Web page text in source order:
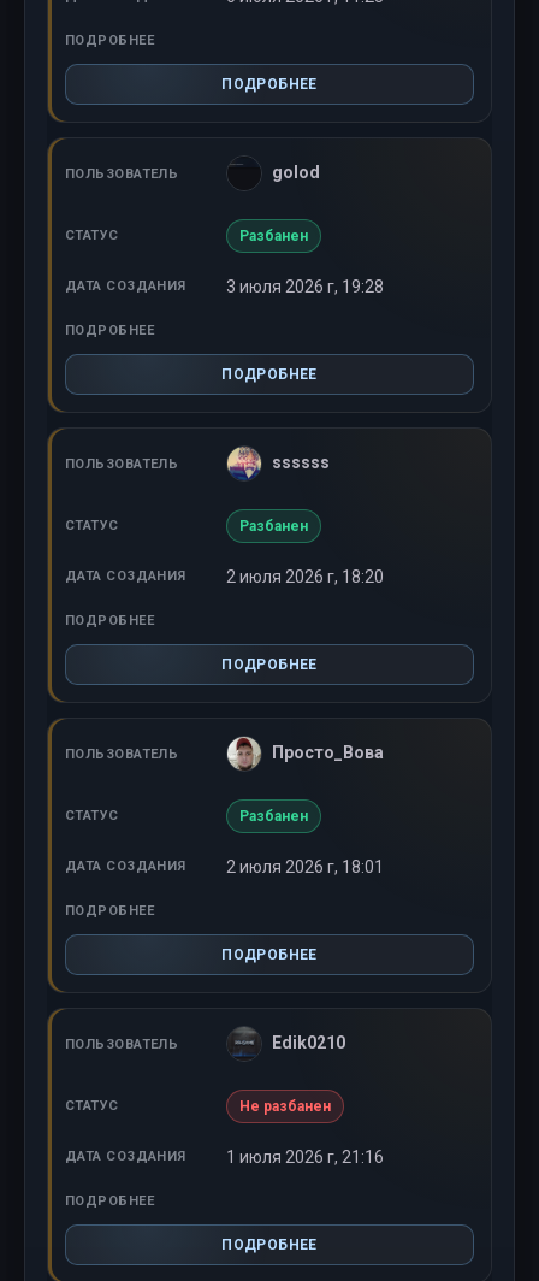
ПОДРОБНЕЕ
golod
Разбанен
3 июля 2026 г, 19:28
ПОДРОБНЕЕ
ssssss
Разбанен
2 июля 2026 г, 18:20
ПОДРОБНЕЕ
Просто_Вова
Разбанен
2 июля 2026 г, 18:01
ПОДРОБНЕЕ
Edik0210
Не разбанен
1 июля 2026 г, 21:16
ПОДРОБНЕЕ